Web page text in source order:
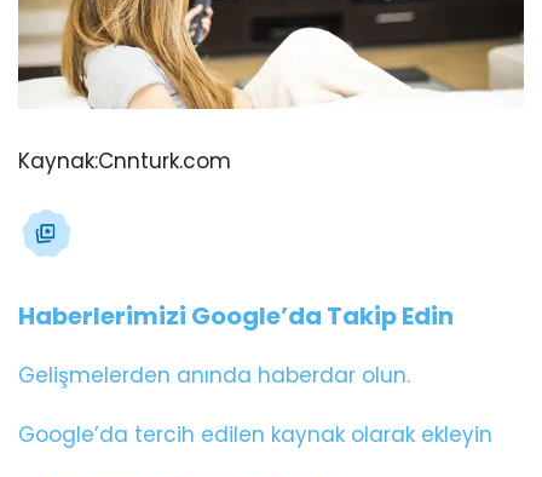
Kaynak:Cnnturk.com
Haberlerimizi Google’da Takip Edin
Gelişmelerden anında haberdar olun.
Google’da tercih edilen kaynak olarak ekleyin